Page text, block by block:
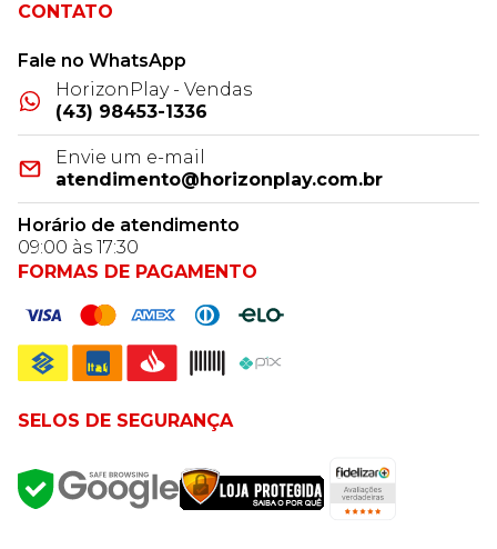
CONTATO
Fale no WhatsApp
HorizonPlay - Vendas
(43) 98453-1336
Envie um e-mail
atendimento@horizonplay.com.br
Horário de atendimento
09:00 às 17:30
FORMAS DE PAGAMENTO
SELOS DE SEGURANÇA